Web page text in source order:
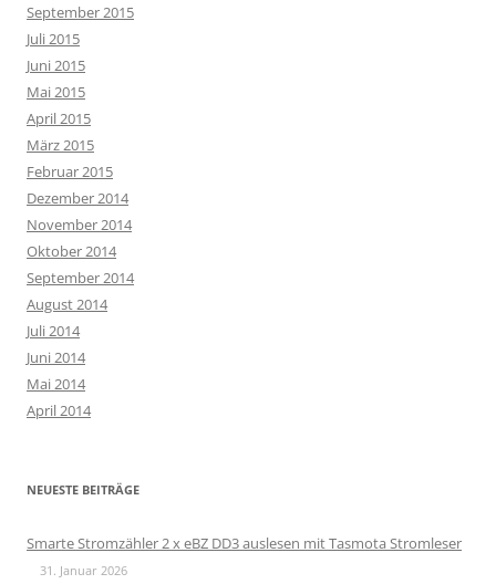
September 2015
Juli 2015
Juni 2015
Mai 2015
April 2015
März 2015
Februar 2015
Dezember 2014
November 2014
Oktober 2014
September 2014
August 2014
Juli 2014
Juni 2014
Mai 2014
April 2014
NEUESTE BEITRÄGE
Smarte Stromzähler 2 x eBZ DD3 auslesen mit Tasmota Stromleser
31. Januar 2026